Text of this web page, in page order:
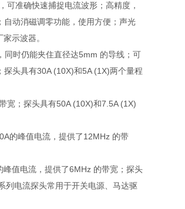
可准确快速捕捉电流波形；高精度，
动消磁调零功能，使用方便；声光
示波器。
同时仍能夹住直径达5mm 的导线；可
探头具有30A (10X)和5A (1X)两个量程
宽；探头具有50A (10X)和7.5A (1X)
的峰值电流，提供了12MHz 的带
峰值电流，提供了6MHz 的带宽；探头
列电流探头常用于开关电源、马达驱